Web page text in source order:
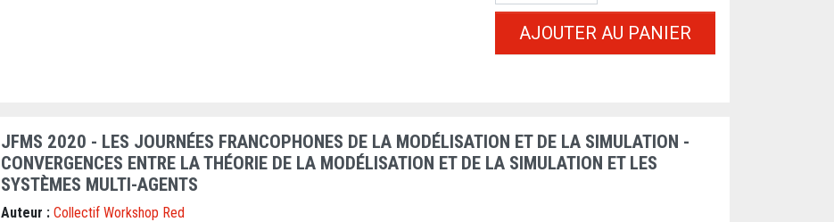
AJOUTER AU PANIER
JFMS 2020 - LES JOURNÉES FRANCOPHONES DE LA MODÉLISATION ET DE LA SIMULATION -
CONVERGENCES ENTRE LA THÉORIE DE LA MODÉLISATION ET DE LA SIMULATION ET LES
SYSTÈMES MULTI-AGENTS
Auteur : Collectif Workshop Red